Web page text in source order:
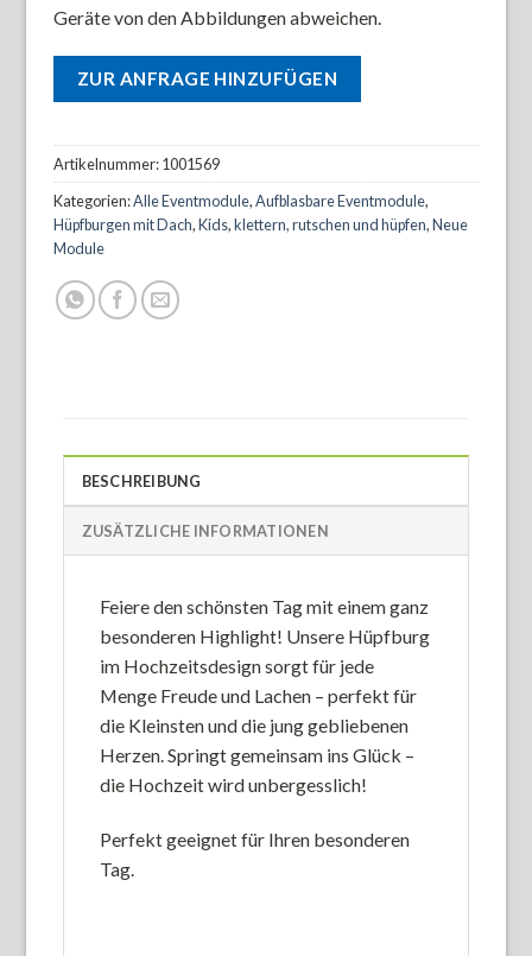
Geräte von den Abbildungen abweichen.
ZUR ANFRAGE HINZUFÜGEN
Artikelnummer:1001569
Kategorien:Alle Eventmodule,Aufblasbare Eventmodule,
Hüpfburgen mit Dach,Kids,klettern, rutschen und hüpfen,Neue
Module
BESCHREIBUNG
ZUSÄTZLICHE INFORMATIONEN
Feiere den schönsten Tag mit einem ganz
besonderen Highlight! Unsere Hüpfburg
im Hochzeitsdesign sorgt für jede
Menge Freude und Lachen – perfekt für
die Kleinsten und die jung gebliebenen
Herzen. Springt gemeinsam ins Glück –
die Hochzeit wird unbergesslich!
Perfekt geeignet für Ihren besonderen
Tag.